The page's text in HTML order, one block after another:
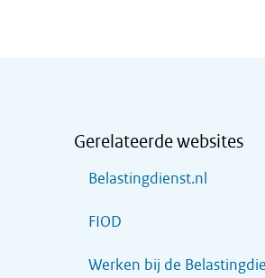
Gerelateerde websites
Belastingdienst.nl
FIOD
Werken bij de